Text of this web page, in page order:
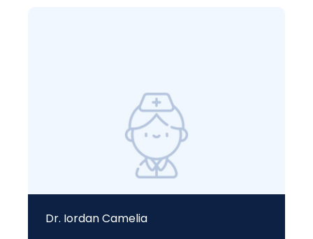
Dr. Iordan Camelia